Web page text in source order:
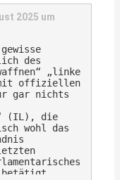
2025 um
des
„linke
mit offiziellen
gar nichts
(IL), die
wohl das